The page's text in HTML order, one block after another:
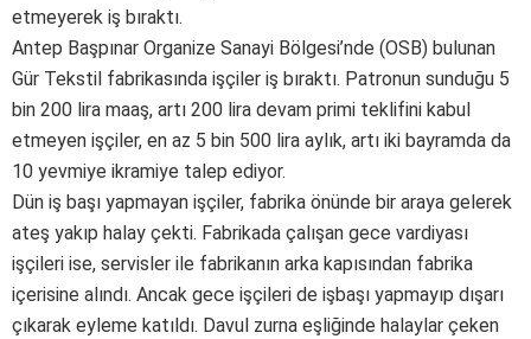
etmeyerek iş bıraktı.
Antep Başpınar Organize Sanayi Bölgesi’nde (OSB) bulunan
Gür Tekstil fabrikasında işçiler iş bıraktı. Patronun sunduğu 5
bin 200 lira maaş, artı 200 lira devam primi teklifini kabul
etmeyen işçiler, en az 5 bin 500 lira aylık, artı iki bayramda da
10 yevmiye ikramiye talep ediyor.
Dün iş başı yapmayan işçiler, fabrika önünde bir araya gelerek
ateş yakıp halay çekti. Fabrikada çalışan gece vardiyası
işçileri ise, servisler ile fabrikanın arka kapısından fabrika
içerisine alındı. Ancak gece işçileri de işbaşı yapmayıp dışarı
çıkarak eyleme katıldı. Davul zurna eşliğinde halaylar çeken